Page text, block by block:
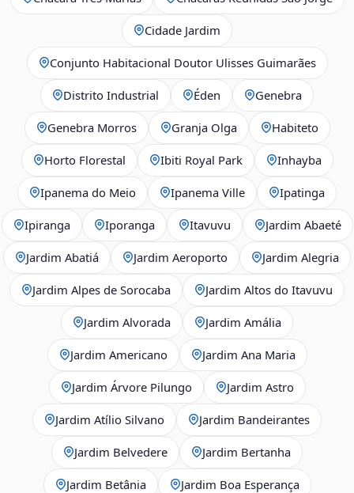
Cidade Jardim
Conjunto Habitacional Doutor Ulisses Guimarães
Distrito Industrial Éden Genebra
Genebra Morros Granja Olga Habiteto
Horto Florestal Ibiti Royal Park Inhayba
Ipanema do Meio Ipanema Ville Ipatinga
Ipiranga Iporanga Itavuvu Jardim Abaeté
Jardim Abatiá Jardim Aeroporto Jardim Alegria
Jardim Alpes de Sorocaba Jardim Altos do Itavuvu
Jardim Alvorada Jardim Amália
Jardim Americano Jardim Ana Maria
Jardim Árvore Pilungo Jardim Astro
Jardim Atílio Silvano Jardim Bandeirantes
Jardim Belvedere Jardim Bertanha
Jardim Betânia Jardim Boa Esperança